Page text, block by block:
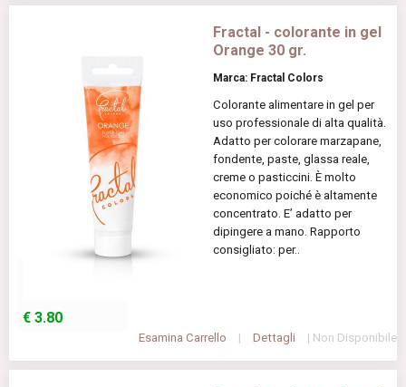
Fractal - colorante in gel
Orange 30 gr.
Marca: Fractal Colors
Colorante alimentare in gel per
uso professionale di alta qualità.
Adatto per colorare marzapane,
fondente, paste, glassa reale,
creme o pasticcini. È molto
economico poiché è altamente
concentrato. E’ adatto per
dipingere a mano. Rapporto
consigliato: per..
€ 3.80
Esamina Carrello | Dettagli | Non Disponibile